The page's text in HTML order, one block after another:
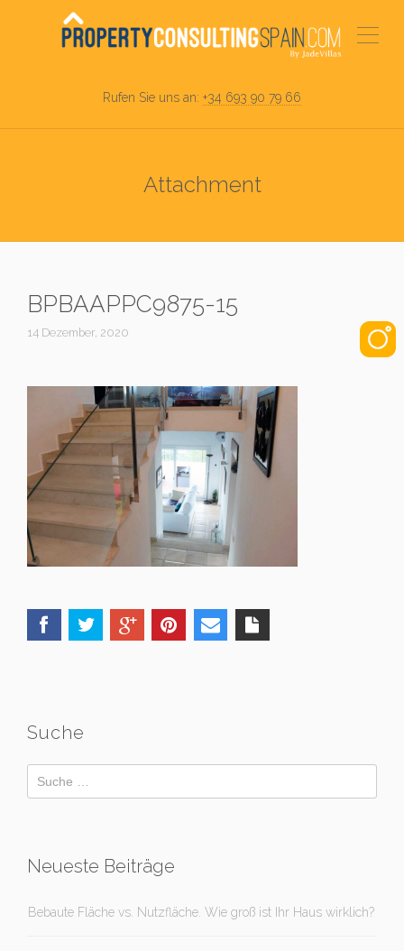
Rufen Sie uns an: +34 693 90 79 66
Attachment
BPBAAPPC9875-15
14 Dezember, 2020
Suche
Neueste Beiträge
Bebaute Fläche vs. Nutzfläche. Wie groß ist Ihr Haus wirklich?